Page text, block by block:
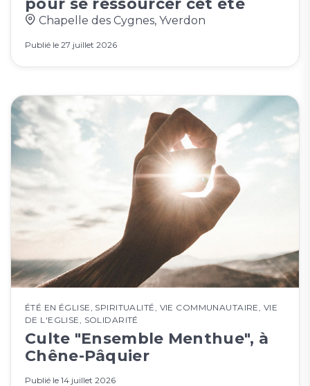
Chapelle des Cygnes, Yverdon
Publié le 27 juillet 2026
ÉTÉ EN ÉGLISE SPIRITUALITÉ VIE COMMUNAUTAIRE VIE
DE L'EGLISE
SOLIDARITÉ
Culte "Ensemble Menthue", à
Chêne-Pâquier
Publié le 14 juillet 2026